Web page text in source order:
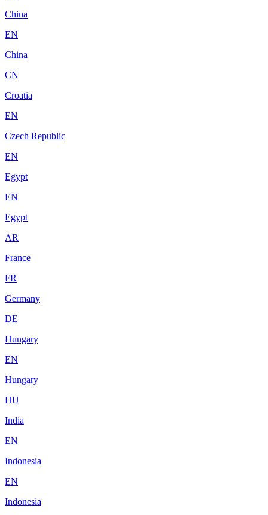
China
EN
China
CN
Croatia
EN
Czech Republic
EN
Egypt
EN
Egypt
AR
France
FR
Germany
DE
Hungary
EN
Hungary
HU
India
EN
Indonesia
EN
Indonesia